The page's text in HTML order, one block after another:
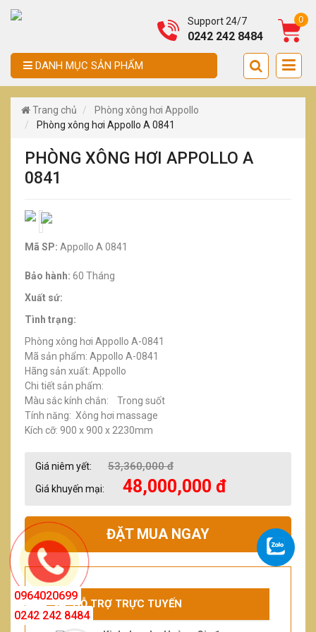
Support 24/7
0242 242 8484
0
DANH MỤC SẢN PHẨM
Trang chủ
Phòng xông hơi Appollo
Phòng xông hơi Appollo A 0841
PHÒNG XÔNG HƠI APPOLLO A
0841
Mã SP: Appollo A 0841
Bảo hành: 60 Tháng
Xuất sứ:
Tình trạng:
Phòng xông hơi Appollo A-0841
Mã sản phẩm: Appollo A-0841
Hãng sản xuất: Appollo
Chi tiết sản phẩm:
Màu sắc kính chắn: Trong suốt
Tính năng: Xông hơi massage
Kích cỡ: 900 x 900 x 2230mm
Giá niêm yết: 53,360,000 đ
Giá khuyến mại: 48,000,000 đ
ĐẶT MUA NGAY
HỖ TRỢ TRỰC TUYẾN
0964020699
0242 242 8484